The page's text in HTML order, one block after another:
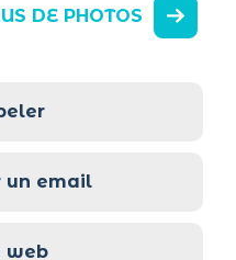
DE PHOTOS
un email
web